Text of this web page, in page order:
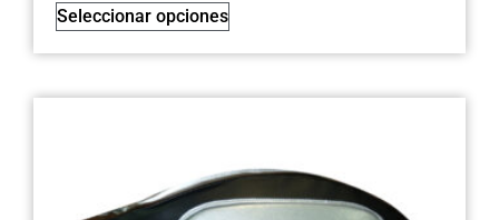
Seleccionar opciones